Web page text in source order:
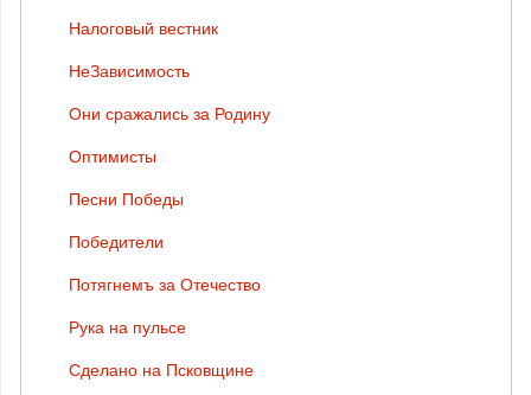
Налоговый вестник
НеЗависимость
Они сражались за Родину
Оптимисты
Песни Победы
Победители
Потягнемъ за Отечество
Рука на пульсе
Сделано на Псковщине